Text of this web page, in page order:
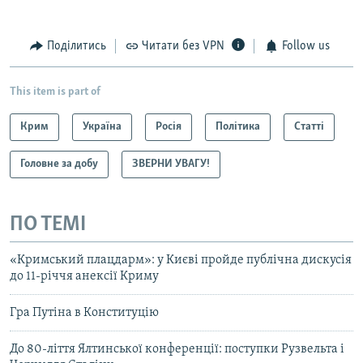
Поділитись Читати без VPN Follow us
This item is part of
Крим Україна Росія Політика Статті
Головне за добу ЗВЕРНИ УВАГУ!
ПО ТЕМІ
«Кримський плацдарм»: у Києві пройде публічна дискусія
до 11-річчя анексії Криму
Гра Путіна в Конституцію
До 80-ліття Ялтинської конференції: поступки Рузвельта і